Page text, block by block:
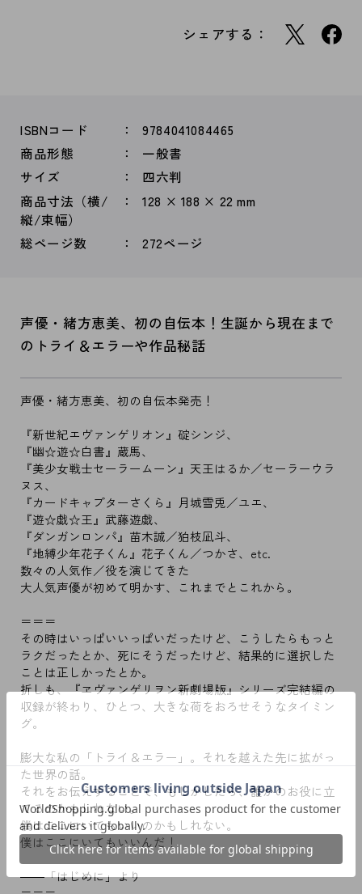
シェアする：
ISBNコード
9784041084465
商品形態
一般書
サイズ
四六判
商品寸法（横/
縦/束幅）
128 × 188 × 22 mm
総ページ数 272ページ
声優・緒方恵美、初の自伝本！生誕から現在まで
のトライ＆エラーや作品秘話
声優・緒方恵美、初の自伝本発売！
『新世紀エヴァンゲリオン』碇シンジ、
『幽☆遊☆白書』蔵馬、
『美少女戦士セーラームーン』天王はるか／セーラーウラ
ヌス、
『カードキャプターさくら』月城雪兎／ユエ、
『遊☆戯☆王』武藤遊戯、
『ダンガンロンパ』苗木誠／狛枝凪斗、
『地縛少年花子くん』花子くん／つかさ、etc.
数々の人気作／役を演じてきた
大人気声優が初めて明かす、これまでとこれから。
＝＝＝
その時はいっぱいいっぱいだったけど、こうしたらもっと
ラクだったとか、死にそうだったけど、結果的に選択した
ことは正しかったとか。
折しも、『ヱヴァンゲリヲン新劇場版』シリーズ完結編の
収録が終わり、ひとつ、大きな荷をおろせそうなタイミン
グ。
膨大な私の「トライ＆エラー」。それを越えた先に拡がっ
た世界の話。
それをお伝えすることで、もしかしたら、誰かのお役に立
てるのかもしれない。
僕はここにいてもいいのかもしれない。
僕はここにいてもいいんだ！
――「はじめに」より